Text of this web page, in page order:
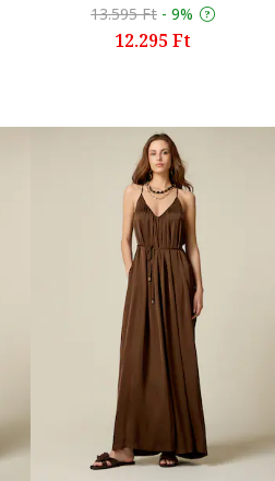
13.595 Ft - 9%
12.295 Ft